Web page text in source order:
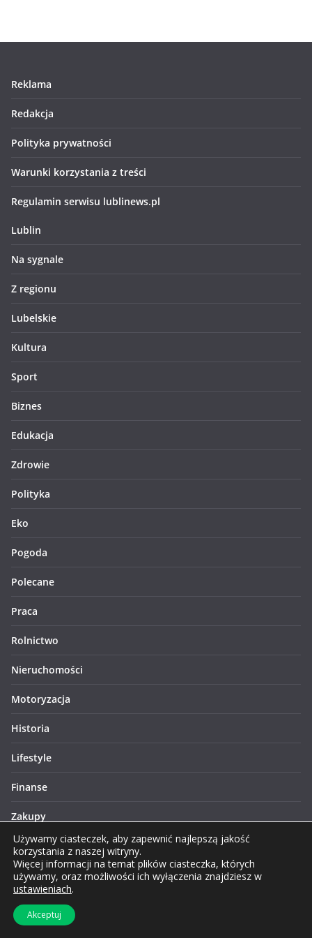
Reklama
Redakcja
Polityka prywatności
Warunki korzystania z treści
Regulamin serwisu lublinews.pl
Lublin
Na sygnale
Z regionu
Lubelskie
Kultura
Sport
Biznes
Edukacja
Zdrowie
Polityka
Eko
Pogoda
Polecane
Praca
Rolnictwo
Nieruchomości
Motoryzacja
Historia
Lifestyle
Finanse
Zakupy
Technologie
Turystyka
Używamy ciasteczek, aby zapewnić najlepszą jakość
korzystania z naszej witryny.
Więcej informacji na temat plików ciasteczka, których
używamy, oraz możliwości ich wyłączenia znajdziesz w
ustawieniach.
Akceptuj